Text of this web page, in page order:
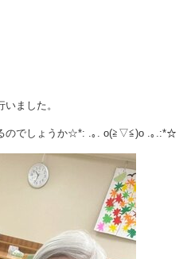
ました。
のでしょうか☆*: .｡. o(≧▽≦)o .｡.:*☆